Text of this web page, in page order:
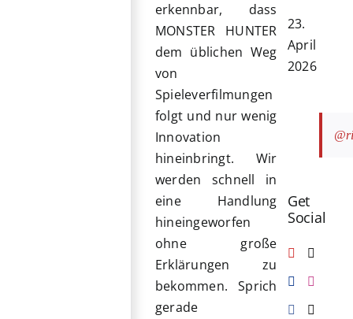
erkennbar, dass
MONSTER HUNTER
dem üblichen Weg
von
Spieleverfilmungen
folgt und nur wenig
Innovation
hineinbringt. Wir
werden schnell in
eine Handlung
hineingeworfen
ohne große
Erklärungen zu
bekommen. Sprich
gerade
23.
April
2026
Get
Social